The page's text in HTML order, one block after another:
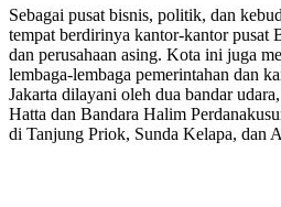
Sebagai pusat bisnis, politik, dan
tempat berdirinya kantor-kantor pusat
dan perusahaan asing. Kota ini juga
lembaga-lembaga pemerintahan dan
Jakarta dilayani oleh dua bandar
Hatta dan Bandara Halim
di Tanjung Priok, Sunda Kelapa, dan